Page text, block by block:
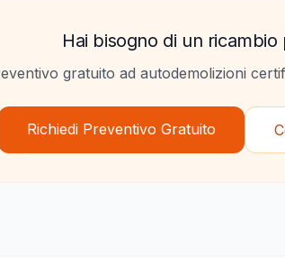
Hai bisogno di un
gratuito ad autodemolizioni
Richiedi Preventivo Gratuito